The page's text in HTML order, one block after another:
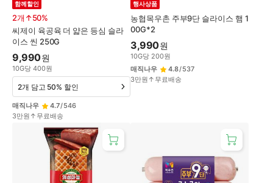
씨제이 육공육 더 얇은 등심 슬라
이스 씬 250G
함께할인
2개↑50%
9,990원
10G당 400원
매직나우 4.7/546
3만원↑무료배송
2개 담고 50% 할인
농협목우촌 주부9단 슬라이스 햄 1
00G*2
행사상품
3,990원
10G당 200원
매직나우
4.8/537
3만원↑무료배송